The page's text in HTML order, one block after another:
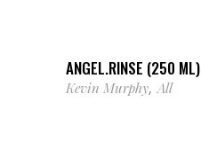
ANGEL.RINSE (250 ML)
Kevin Murphy,All